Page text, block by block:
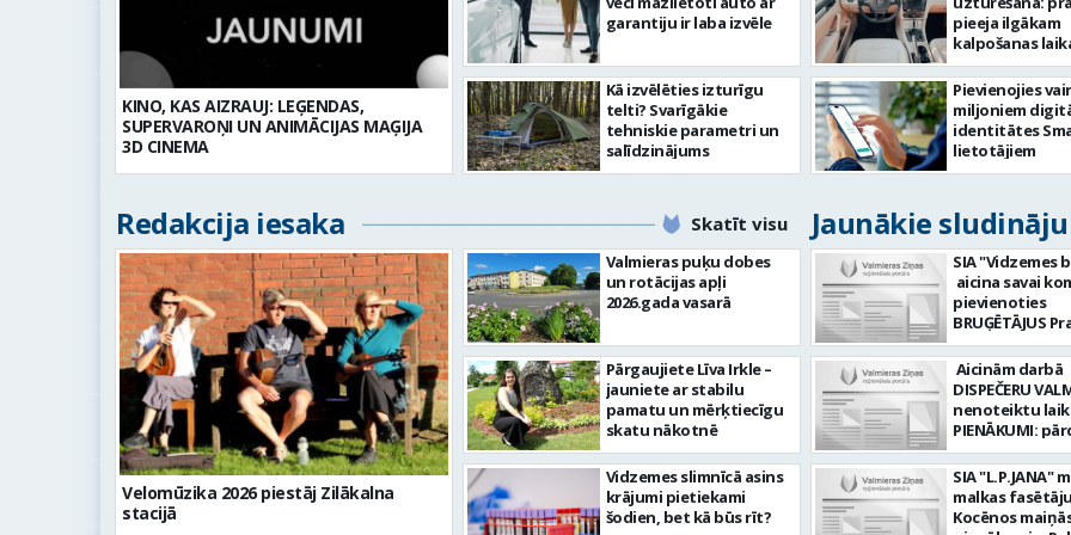
KINO, KAS AIZRAUJ: LEĢENDAS,
SUPERVAROŅI UN ANIMĀCIJAS MAĢIJA
3D CINEMA
garantiju ir laba izvēle
Kā izvēlēties izturīgu
telti? Svarīgākie
tehniskie parametri un
salīdzinājums
pieeja ilgākam
kalpošanas
Pievienojies
miljoniem
identitātes
lietotājiem
Redakcija iesaka Skatīt visu Jaunākie
Velomūzika 2026 piestāj Zilākalna
stacijā
Valmieras puķu dobes
un rotācijas apļi
2026.gada vasarā
Pārgaujiete Līva Irkle –
jauniete ar stabilu
pamatu un mērķtiecīgu
skatu nākotnē
Vidzemes slimnīcā asins
krājumi pietiekami
šodien, bet kā būs rīt?
SIA "Vidzemes
aicina savai
pievienoties
BRUĢĒTĀJUS Prasības
strādāt -
atbildības
darbu,
Pieredze
ceļu būvniecībā. Darba
pienākumi:
ieklāšana; Ceļu,
apmaļu
Bruģakmens
Aicinām darbā
DISPEČERU
nenoteiktu laiku)
PIENĀKUMI:
braukšanas
dokumentus
un koordinēt
ikdienas
SIA "L.P.JANA"
malkas
Kocēnos maiņās.